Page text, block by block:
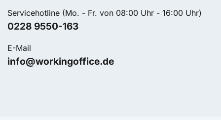
Servicehotline (Mo. - Fr. von 08:00 Uhr - 16:00 Uhr)
0228 9550-163
E-Mail
info@workingoffice.de